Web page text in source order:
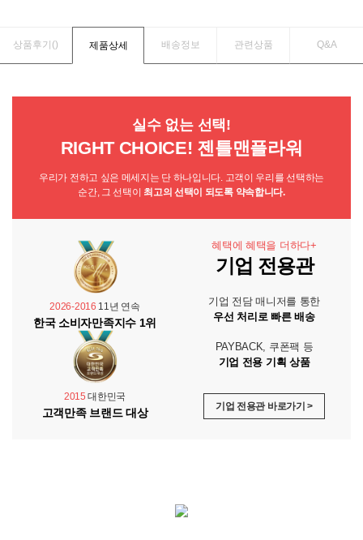
상품후기() 제품상세 배송정보 관련상품 Q&A
실수 없는 선택!
RIGHT CHOICE! 젠틀맨플라워
우리가 전하고 싶은 메세지는 단 하나입니다. 고객이 우리를 선택하는
순간, 그 선택이 최고의 선택이 되도록 약속합니다.
2026-2016 11년 연속
한국 소비자만족지수 1위
2015 대한민국
고객만족 브랜드 대상
혜택에 혜택을 더하다+
기업 전용관
기업 전담 매니저를 통한
우선 처리로 빠른 배송
PAYBACK, 쿠폰팩 등
기업 전용 기획 상품
기업 전용관 바로가기 >